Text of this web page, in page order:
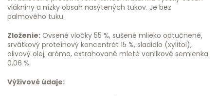
vlákniny a nízky obsah nasýtených tukov. Je bez
palmového tuku.
Zloženie: Ovsené vločky 55 %, sušené mlieko odtučnené,
srvátkový proteínový koncentrát 15 %, sladidlo (xylitol),
olivový olej, aróma, extrahované mleté vanilkové semienka
0,06 %.
Výživové údaje: